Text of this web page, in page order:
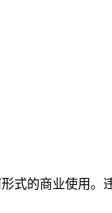
式的商业使用。